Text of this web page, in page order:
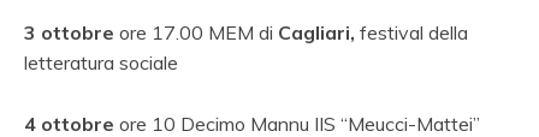
3 ottobre ore 17.00 MEM di Cagliari, festival della
letteratura sociale
4 ottobre ore 10 Decimo Mannu IIS “Meucci-Mattei”